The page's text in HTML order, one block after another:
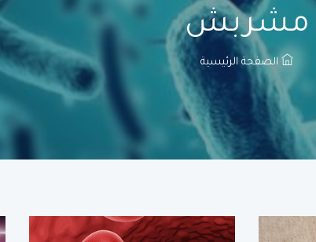
مشربش
الصفحة الرئيسية